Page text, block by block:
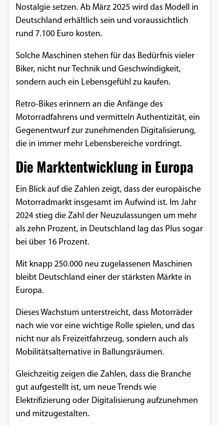
Nostalgie setzen. Ab März 2025 wird das Modell in
Deutschland erhältlich sein und voraussichtlich
rund 7.100 Euro kosten.
Solche Maschinen stehen für das Bedürfnis vieler
Biker, nicht nur Technik und Geschwindigkeit,
sondern auch ein Lebensgefühl zu kaufen.
Retro-Bikes erinnern an die Anfänge des
Motorradfahrens und vermitteln Authentizität, ein
Gegenentwurf zur zunehmenden Digitalisierung,
die in immer mehr Lebensbereiche vordringt.
Die Marktentwicklung in Europa
Ein Blick auf die Zahlen zeigt, dass der europäische
Motorradmarkt insgesamt im Aufwind ist. Im Jahr
2024 stieg die Zahl der Neuzulassungen um mehr
als zehn Prozent, in Deutschland lag das Plus sogar
bei über 16 Prozent.
Mit knapp 250.000 neu zugelassenen Maschinen
bleibt Deutschland einer der stärksten Märkte in
Europa.
Dieses Wachstum unterstreicht, dass Motorräder
nach wie vor eine wichtige Rolle spielen, und das
nicht nur als Freizeitfahrzeug, sondern auch als
Mobilitätsalternative in Ballungsräumen.
Gleichzeitig zeigen die Zahlen, dass die Branche
gut aufgestellt ist, um neue Trends wie
Elektrifizierung oder Digitalisierung aufzunehmen
und mitzugestalten.